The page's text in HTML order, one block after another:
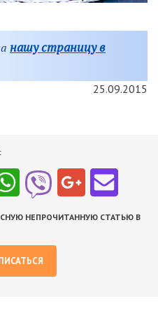
нашу страницу в
25.09.2015
НЕПРОЧИТАННУЮ СТАТЬЮ В